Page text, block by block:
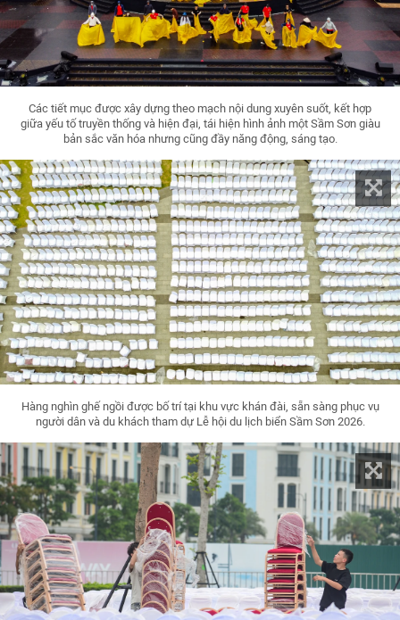
Các tiết mục được xây dựng theo mạch nội dung xuyên suốt, kết hợp
giữa yếu tố truyền thống và hiện đại, tái hiện hình ảnh một Sầm Sơn giàu
bản sắc văn hóa nhưng cũng đầy năng động, sáng tạo.
Hàng nghìn ghế ngồi được bố trí tại khu vực khán đài, sẵn sàng phục vụ
người dân và du khách tham dự Lễ hội du lịch biển Sầm Sơn 2026.